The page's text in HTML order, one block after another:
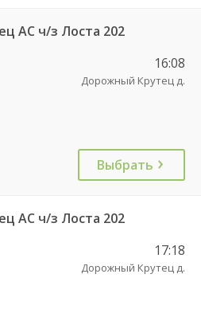
АС ч/з Лоста 202
16:08
Дорожный Крутец д.
Выбрать
АС ч/з Лоста 202
17:18
Дорожный Крутец д.